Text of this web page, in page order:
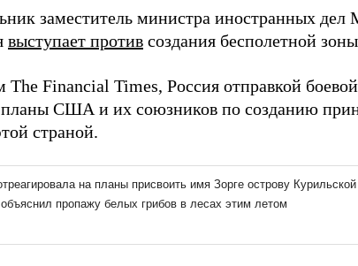
заместитель министра иностранных дел
выступает против создания бесполетной
Financial Times, Россия отправкой
планы США и их союзников по созданию
страной.